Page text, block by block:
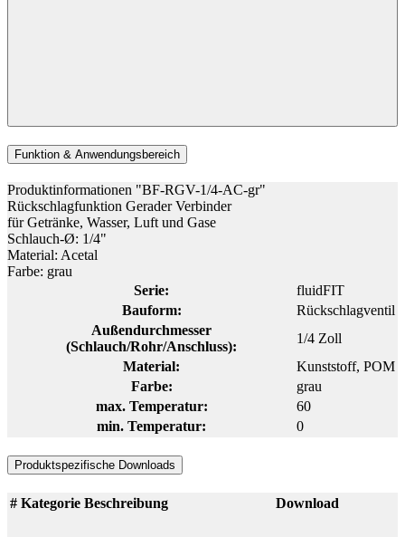
Funktion & Anwendungsbereich
Produktinformationen "BF-RGV-1/4-AC-gr"
Rückschlagfunktion Gerader Verbinder
für Getränke, Wasser, Luft und Gase
Schlauch-Ø: 1/4"
Material: Acetal
Farbe: grau
Serie:
fluidFIT
Bauform:
Rückschlagventil
Außendurchmesser
(Schlauch/Rohr/Anschluss):
1/4 Zoll
Material:
Kunststoff, POM
Farbe:
grau
max. Temperatur:
60
min. Temperatur:
0
Produktspezifische Downloads
# Kategorie Beschreibung Download